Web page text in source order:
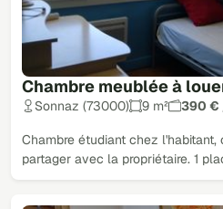
Chambre meublée à
Sonnaz (73000) 9 m² 390 €
Chambre étudiant chez
partager avec la propriétaire. 1